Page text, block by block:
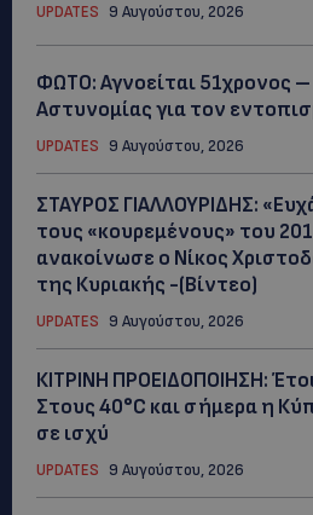
UPDATES 9 Αυγούστου, 2026
ΦΩΤΟ: Αγνοείται 51χρονος
Αστυνομίας για τον
UPDATES 9 Αυγούστου, 2026
ΣΤΑΥΡΟΣ ΓΙΑΛΛΟΥΡΙΔΗΣ:
τους «κουρεμένους» του
ανακοίνωσε ο Νίκος
της Κυριακής -(Βίντεο)
UPDATES 9 Αυγούστου, 2026
ΚΙΤΡΙΝΗ ΠΡΟΕΙΔΟΠΟΙΗΣΗ:
Στους 40°C και σήμερα η
σε ισχύ
UPDATES 9 Αυγούστου, 2026